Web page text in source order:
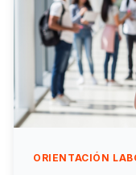
ORIENTACIÓN